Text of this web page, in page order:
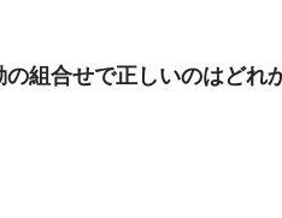
組合せで正しいのはどれ